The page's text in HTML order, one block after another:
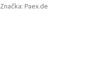
Značka: Paex.de